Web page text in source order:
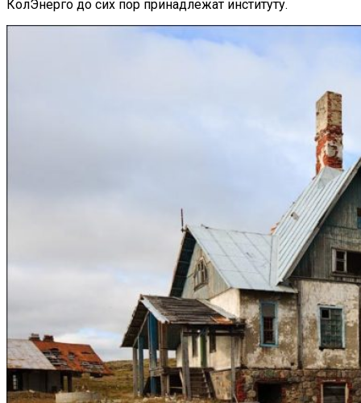
КолЭнерго до сих пор принадлежат институту.